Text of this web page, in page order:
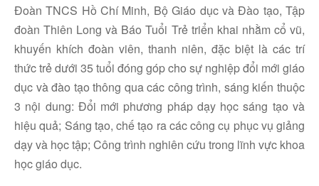
Đoàn TNCS Hồ Chí Minh, Bộ Giáo dục và Đào tạo, Tập
đoàn Thiên Long và Báo Tuổi Trẻ triển khai nhằm cổ vũ,
khuyến khích đoàn viên, thanh niên, đặc biệt là các trí
thức trẻ dưới 35 tuổi đóng góp cho sự nghiệp đổi mới giáo
dục và đào tạo thông qua các công trình, sáng kiến thuộc
3 nội dung: Đổi mới phương pháp dạy học sáng tạo và
hiệu quả; Sáng tạo, chế tạo ra các công cụ phục vụ giảng
dạy và học tập; Công trình nghiên cứu trong lĩnh vực khoa
học giáo dục.